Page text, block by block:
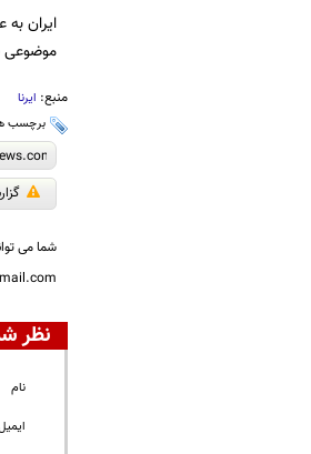
ایران
موضوعی
منبع: ایرنا
برچسب
شما می
نظر
نام